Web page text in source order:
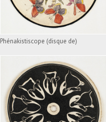
Phénakistiscope (disque de)
PHÉNAKISTISCOPE
(DISQUE DE)
VOIR L'APPAREIL